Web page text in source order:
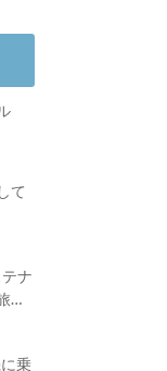
て
の
乗